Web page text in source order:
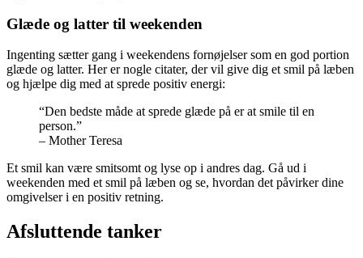
Glæde og latter til weekenden
Ingenting sætter gang i weekendens fornøjelser som en god portion
glæde og latter. Her er nogle citater, der vil give dig et smil på læben
og hjælpe dig med at sprede positiv energi:
“Den bedste måde at sprede glæde på er at smile til en
person.”
– Mother Teresa
Et smil kan være smitsomt og lyse op i andres dag. Gå ud i
weekenden med et smil på læben og se, hvordan det påvirker dine
omgivelser i en positiv retning.
Afsluttende tanker